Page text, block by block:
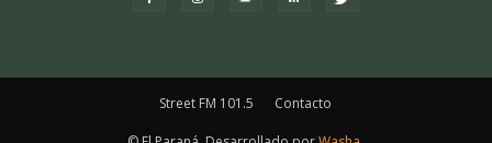
Street FM 101.5 Contacto